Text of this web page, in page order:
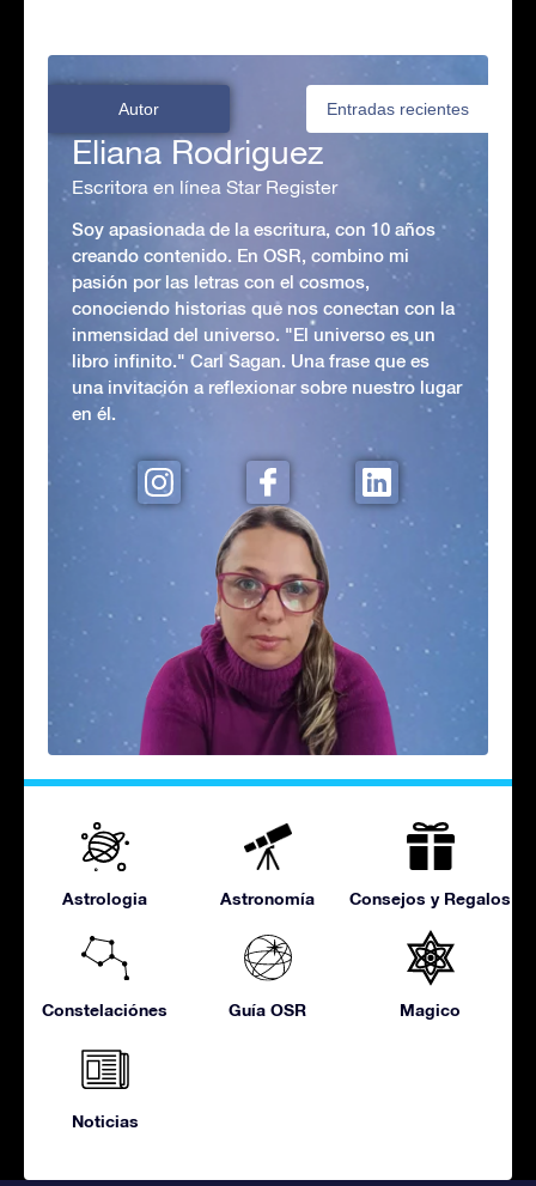
Autor Entradas recientes
Eliana Rodriguez
Escritora en línea Star Register
Soy apasionada de la escritura, con 10 años
creando contenido. En OSR, combino mi
pasión por las letras con el cosmos,
conociendo historias que nos conectan con la
inmensidad del universo. "El universo es un
libro infinito." Carl Sagan. Una frase que es
una invitación a reflexionar sobre nuestro lugar
en él.
Astrologia Astronomía Consejos y Regalos
Constelaciónes Guía OSR Magico
Noticias